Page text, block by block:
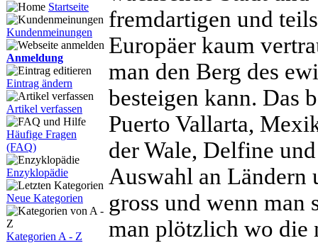
Startseite
Kundenmeinungen
Anmeldung
Eintrag ändern
Artikel verfassen
Häufige Fragen
(FAQ)
Enzyklopädie
Neue Kategorien
Kategorien A - Z
fremdartigen und
Europäer kaum
man den Berg des
besteigen kann. Das
Puerto Vallarta,
der Wale, Delfine
Auswahl an Ländern
gross und wenn man
man plötzlich wo die